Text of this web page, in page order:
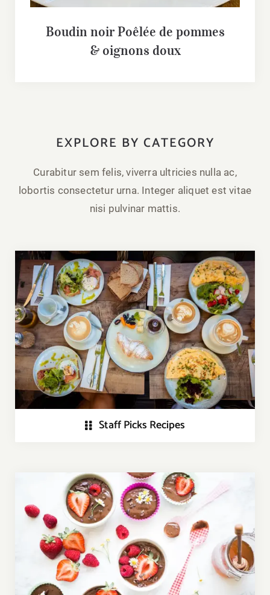
Boudin noir Poêlée de pommes
& oignons doux
EXPLORE BY CATEGORY
Curabitur sem felis, viverra ultricies nulla ac,
lobortis consectetur urna. Integer aliquet est vitae
nisi pulvinar mattis.
Staff Picks Recipes